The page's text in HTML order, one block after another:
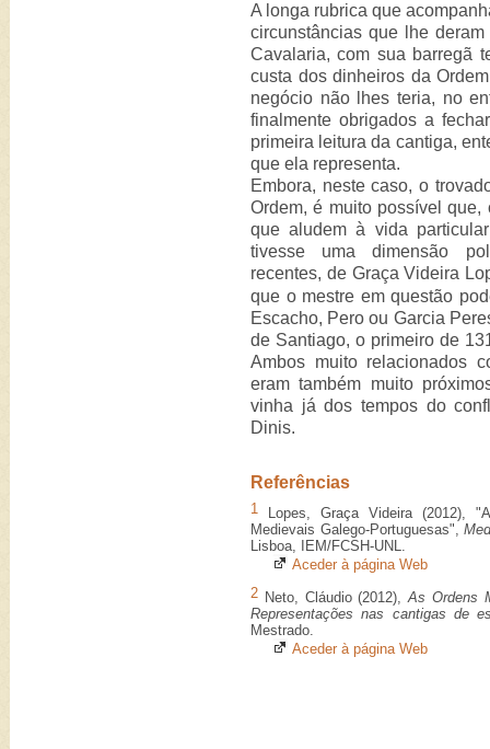
A longa rubrica que
circunstâncias que lhe
Cavalaria, com sua barregã
custa dos dinheiros da
negócio não lhes teria, no
finalmente obrigados a
primeira leitura da cantiga,
que ela representa.
Embora, neste caso, o
Ordem, é muito possível
que aludem à vida
tivesse uma dimensão
recentes, de Graça Videira
que o mestre em questão
Escacho, Pero ou Garcia
de Santiago, o primeiro de
Ambos muito relacionados
eram também muito
vinha já dos tempos do
Dinis.
Referências
1
Lopes, Graça Videira (2012),
Medievais Galego-Portuguesas",
Lisboa, IEM/FCSH-UNL.
Aceder à página Web
2 Neto, Cláudio (2012),As Ordens
Representações nas cantigas de
Mestrado.
Aceder à página Web